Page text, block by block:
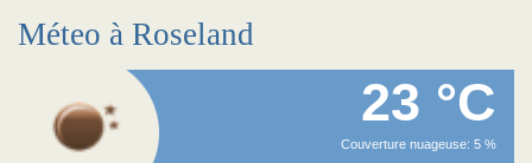
Méteo à Roseland
23 °C
Couverture nuageuse: 5 %